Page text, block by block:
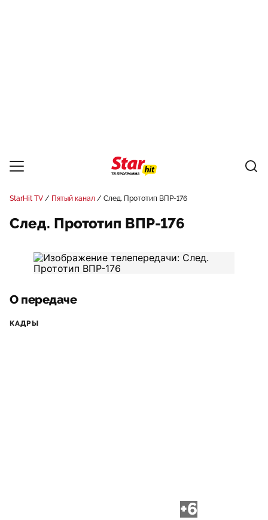
StarHit TV Пятый канал След. Прототип ВПР-176
След. Прототип ВПР-176
О передаче
КАДРЫ
+6